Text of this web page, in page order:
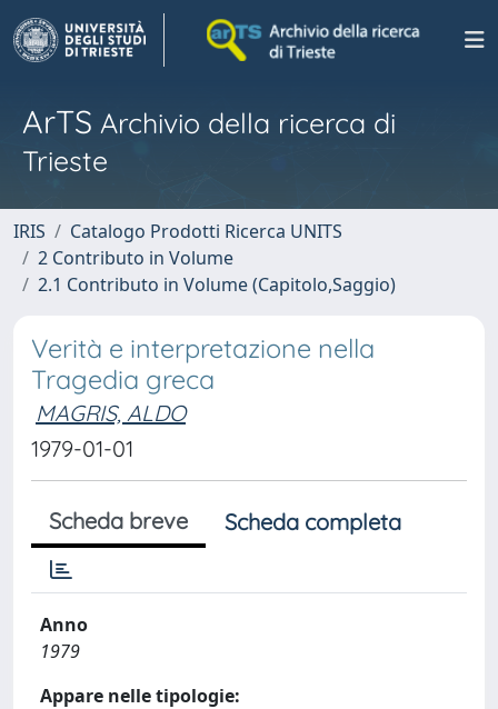
ArTS Archivio della ricerca di
Trieste
IRIS
Catalogo Prodotti Ricerca UNITS
2 Contributo in Volume
2.1 Contributo in Volume (Capitolo,Saggio)
Verità e interpretazione nella
Tragedia greca
MAGRIS, ALDO
1979-01-01
Scheda breve Scheda completa
Anno
1979
Appare nelle tipologie: